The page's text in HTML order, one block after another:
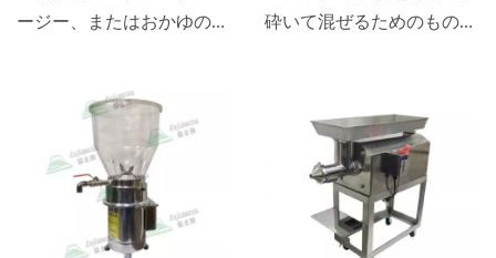
ージー、またはおかゆのよ
砕いて混ぜるためのもので